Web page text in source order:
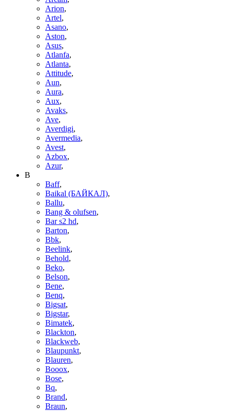
Arion,
Artel,
Asano,
Aston,
Asus,
Atlanfa,
Atlanta,
Attitude,
Aun,
Aura,
Aux,
Avaks,
Ave,
Averdigi,
Avermedia,
Avest,
Azbox,
Azur,
B
Baff,
Baikal (БАЙКАЛ),
Ballu,
Bang & olufsen,
Bar s2 hd,
Barton,
Bbk,
Beelink,
Behold,
Beko,
Belson,
Bene,
Benq,
Bigsat,
Bigstar,
Bimatek,
Blackton,
Blackweb,
Blaupunkt,
Blauren,
Booox,
Bose,
Bq,
Brand,
Braun,